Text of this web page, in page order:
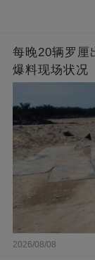
每晚20辆罗厘
爆料现场状况
2026/08/08